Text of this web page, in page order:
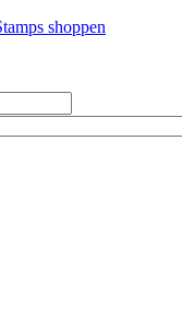
shoppen